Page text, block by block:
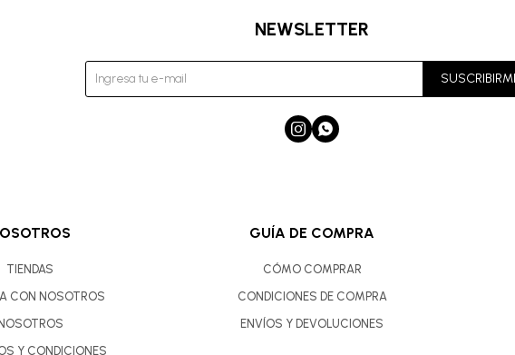
TIENDAS
CON NOSOTROS
NOSOTROS
Y CONDICIONES
GUÍA DE COMPRA
CÓMO COMPRAR
CONDICIONES DE COMPRA
ENVÍOS Y DEVOLUCIONES
NEWSLETTER
 